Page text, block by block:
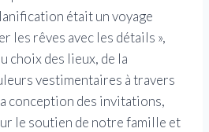
était un voyage
les rêves avec les détails »,
choix des lieux, de la
vestimentaires à travers
conception des invitations,
le soutien de notre famille et